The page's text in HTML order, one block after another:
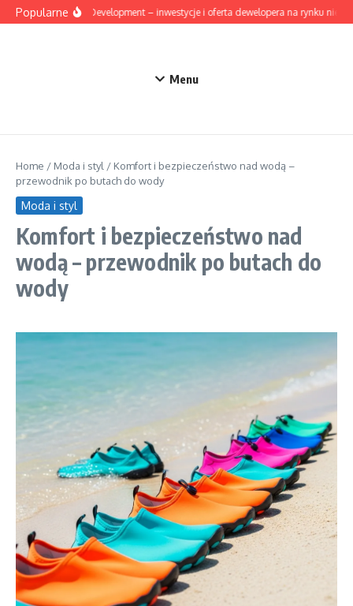
Przejdź do treści
PopularneMesta Development – inwestycje i oferta dewelopera na rynku
Menu
Home / Moda i styl / Komfort i bezpieczeństwo nad wodą –
przewodnik po butach do wody
Moda i styl
Komfort i bezpieczeństwo nad
wodą – przewodnik po butach do
wody